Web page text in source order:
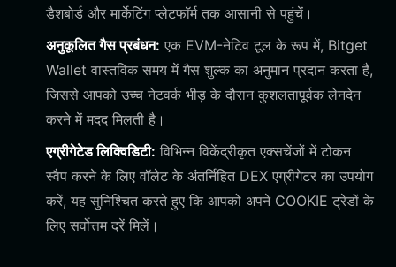
डैशबोर्ड और मार्केटिंग प्लेटफॉर्म तक आसानी से पहुंचें।
अनुकूलित गैस प्रबंधन: एक EVM-नेटिव टूल के रूप में, Bitget
Wallet वास्तविक समय में गैस शुल्क का अनुमान प्रदान करता है,
जिससे आपको उच्च नेटवर्क भीड़ के दौरान कुशलतापूर्वक लेनदेन
करने में मदद मिलती है।
एग्रीगेटेड लिक्विडिटी: विभिन्न विकेंद्रीकृत एक्सचेंजों में टोकन
स्वैप करने के लिए वॉलेट के अंतर्निहित DEX एग्रीगेटर का उपयोग
करें, यह सुनिश्चित करते हुए कि आपको अपने COOKIE ट्रेडों के
लिए सर्वोत्तम दरें मिलें।